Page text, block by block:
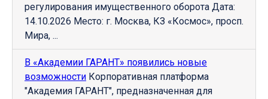
регулирования имущественного оборота Дата:
14.10.2026 Место: г. Москва, КЗ «Космос», просп.
Мира, ...
В «Академии ГАРАНТ» появились новые
возможности Корпоративная платформа
"Академия ГАРАНТ", предназначенная для